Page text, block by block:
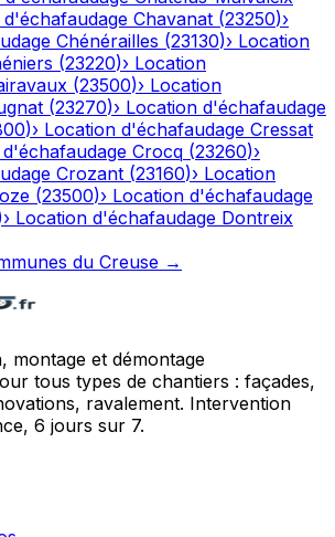
Chavanat (23250)›
Chénérailles (23130)› Location
(23220)› Location
(23500)› Location
(23270)› Location d'échafaudage
)› Location d'échafaudage Cressat
Crocq (23260)›
Crozant (23160)› Location
(23500)› Location d'échafaudage
› Location d'échafaudage Dontreix
du Creuse →
montage et démontage
tous types de chantiers : façades,
ravalement. Intervention
6 jours sur 7.